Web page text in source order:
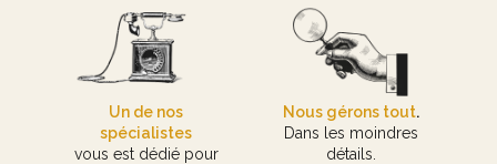
Un de nos
spécialistes
vous est dédié pour
Nous gérons tout.
Dans les moindres
détails.